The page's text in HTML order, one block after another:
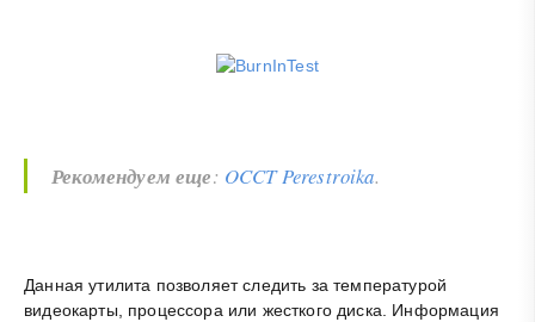
Рекомендуем еще: OCCT Perestroika.
Данная утилита позволяет следить за температурой
видеокарты, процессора или жесткого диска. Информация